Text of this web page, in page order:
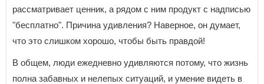
рассматривает ценник, а рядом с ним продукт с надписью
"бесплатно". Причина удивления? Наверное, он думает,
что это слишком хорошо, чтобы быть правдой!
В общем, люди ежедневно удивляются потому, что жизнь
полна забавных и нелепых ситуаций, и умение видеть в